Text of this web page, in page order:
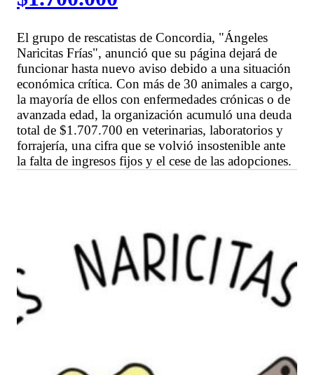
El grupo de rescatistas de Concordia, "Ángeles
Naricitas Frías", anunció que su página dejará de
funcionar hasta nuevo aviso debido a una situación
económica crítica. Con más de 30 animales a cargo,
la mayoría de ellos con enfermedades crónicas o de
avanzada edad, la organización acumuló una deuda
total de $1.707.700 en veterinarias, laboratorios y
forrajería, una cifra que se volvió insostenible ante
la falta de ingresos fijos y el cese de las adopciones.